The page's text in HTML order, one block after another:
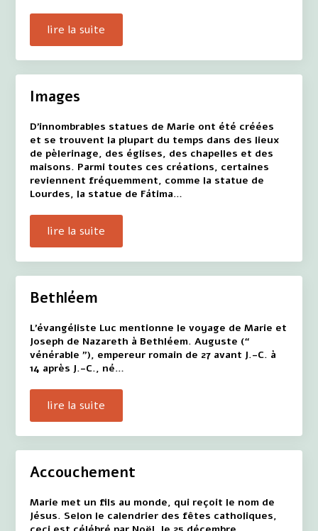
lire la suite
Images
D'innombrables statues de Marie ont été créées
et se trouvent la plupart du temps dans des lieux
de pèlerinage, des églises, des chapelles et des
maisons. Parmi toutes ces créations, certaines
reviennent fréquemment, comme la statue de
Lourdes, la statue de Fátima…
lire la suite
Bethléem
L'évangéliste Luc mentionne le voyage de Marie et
Joseph de Nazareth à Bethléem. Auguste (“
vénérable ”), empereur romain de 27 avant J.-C. à
14 après J.-C., né…
lire la suite
Accouchement
Marie met un fils au monde, qui reçoit le nom de
Jésus. Selon le calendrier des fêtes catholiques,